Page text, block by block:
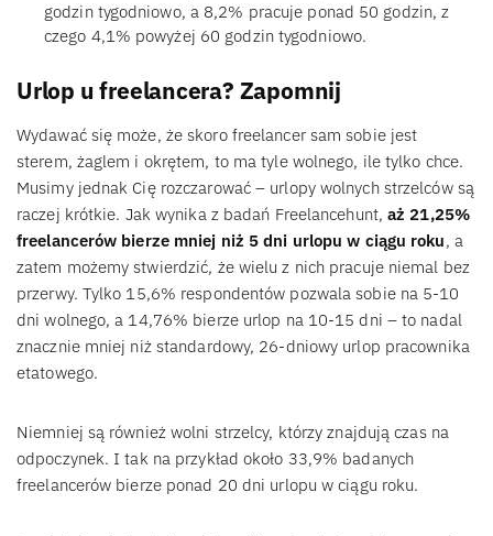
godzin tygodniowo, a 8,2% pracuje ponad 50 godzin, z
czego 4,1% powyżej 60 godzin tygodniowo.
Urlop u freelancera? Zapomnij
Wydawać się może, że skoro freelancer sam sobie jest
sterem, żaglem i okrętem, to ma tyle wolnego, ile tylko chce.
Musimy jednak Cię rozczarować – urlopy wolnych strzelców są
raczej krótkie. Jak wynika z badań Freelancehunt,aż 21,25%
freelancerów bierze mniej niż 5 dni urlopu w ciągu roku, a
zatem możemy stwierdzić, że wielu z nich pracuje niemal bez
przerwy. Tylko 15,6% respondentów pozwala sobie na 5-10
dni wolnego, a 14,76% bierze urlop na 10-15 dni – to nadal
znacznie mniej niż standardowy, 26-dniowy urlop pracownika
etatowego.
Niemniej są również wolni strzelcy, którzy znajdują czas na
odpoczynek. I tak na przykład około 33,9% badanych
freelancerów bierze ponad 20 dni urlopu w ciągu roku.